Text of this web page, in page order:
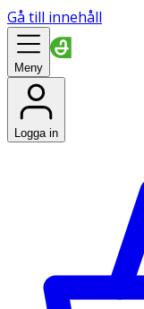
Gå till innehåll
Meny
Logga in